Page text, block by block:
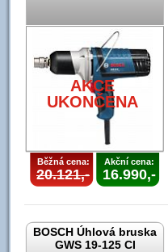
AKCE
UKONČENA
Běžná cena:
20.121,-
Akční cena:
16.990,-
BOSCH Úhlová bruska
GWS 19-125 CI